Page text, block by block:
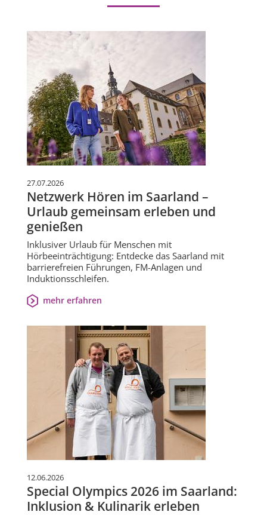
27.07.2026
Netzwerk Hören im Saarland –
Urlaub gemeinsam erleben und
genießen
Inklusiver Urlaub für Menschen mit
Hörbeeinträchtigung: Entdecke das Saarland mit
barrierefreien Führungen, FM-Anlagen und
Induktionsschleifen.
mehr erfahren
12.06.2026
Special Olympics 2026 im Saarland:
Inklusion & Kulinarik erleben